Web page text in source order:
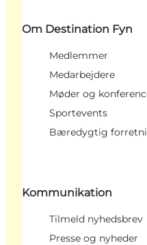
Om Destination Fyn
Medlemmer
Medarbejdere
Møder og
Sportevents
Bæredygtig
Kommunikation
Tilmeld nyhedsbrev
Presse og nyheder